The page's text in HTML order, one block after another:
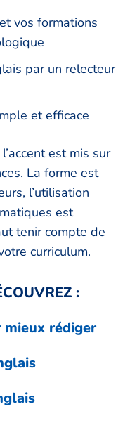
vos formations
par un relecteur
et efficace
est mis sur
La forme est
l’utilisation
est
tenir compte de
curriculum.
:
rédiger